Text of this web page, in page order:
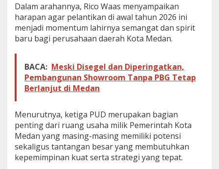
Dalam arahannya, Rico Waas menyampaikan
harapan agar pelantikan di awal tahun 2026 ini
menjadi momentum lahirnya semangat dan spirit
baru bagi perusahaan daerah Kota Medan.
BACA: Meski Disegel dan Diperingatkan,
Pembangunan Showroom Tanpa PBG Tetap
Berlanjut di Medan
Menurutnya, ketiga PUD merupakan bagian
penting dari ruang usaha milik Pemerintah Kota
Medan yang masing-masing memiliki potensi
sekaligus tantangan besar yang membutuhkan
kepemimpinan kuat serta strategi yang tepat.